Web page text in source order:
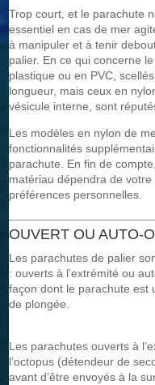
Trop court, et le parachute
essentiel en cas de mer
à manipuler et à tenir
palier. En ce qui concerne
plastique ou en PVC,
longueur, mais ceux en
vésicule interne, sont
Les modèles en nylon de
fonctionnalités
parachute. En fin de
matériau dépendra de
préférences personnelles.
OUVERT OU AUTO-
Les parachutes de palier
: ouverts à l’extrémité ou
façon dont le parachute est
de plongée.
Les parachutes ouverts à
l’octopus (détendeur de
avant d’être envoyés à la